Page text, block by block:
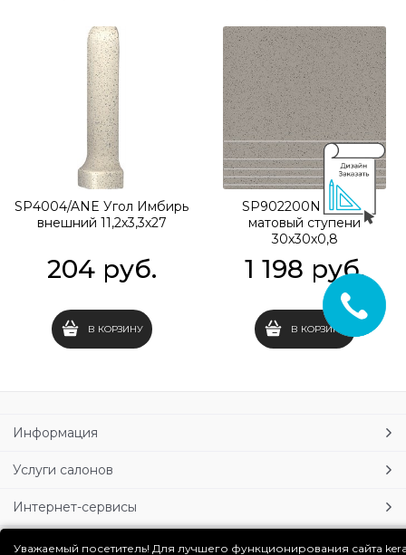
SP4004/ANE Угол Имбирь
внешний 11,2х3,3х27
204 руб.
В КОРЗИНУ
SP902200N Перец
матовый ступени
30х30х0,8
1 198 руб.
В КОРЗИНУ
Информация
Услуги салонов
Интернет-сервисы
Личный кабинет
Уважаемый посетитель! Для лучшего функционирования сайта